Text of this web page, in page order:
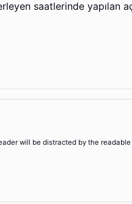
saatlerinde yapılan
will be distracted by the